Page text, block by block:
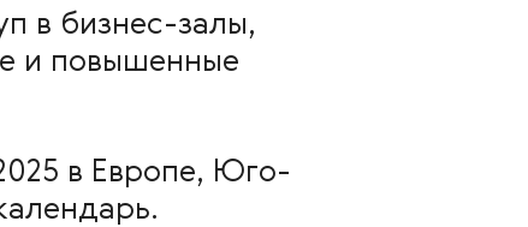
в бизнес-залы,
и повышенные
в Европе, Юго-